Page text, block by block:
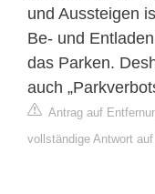
und Aussteigen
Be- und
das Parken.
auch
Antrag auf
vollständige Antwort